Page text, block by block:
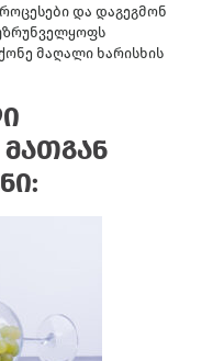
და დაგეგმონ
მაღალი ხარისხის